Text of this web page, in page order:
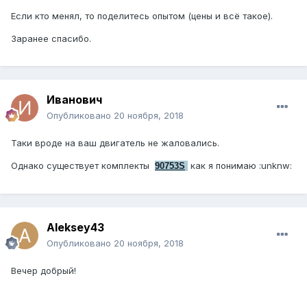
Если кто менял, то поделитесь опытом (цены и всё такое).
Заранее спасибо.
Иванович
Опубликовано 20 ноября, 2018
Таки вроде на ваш двигатель не жаловались.
Однако существует комплекты 90753S как я понимаю :unknw:
Aleksey43
Опубликовано 20 ноября, 2018
Вечер добрый!